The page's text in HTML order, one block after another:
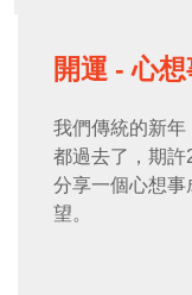
開運 - 心
我們傳統的新年
都過去了，期
分享一個心想
望。